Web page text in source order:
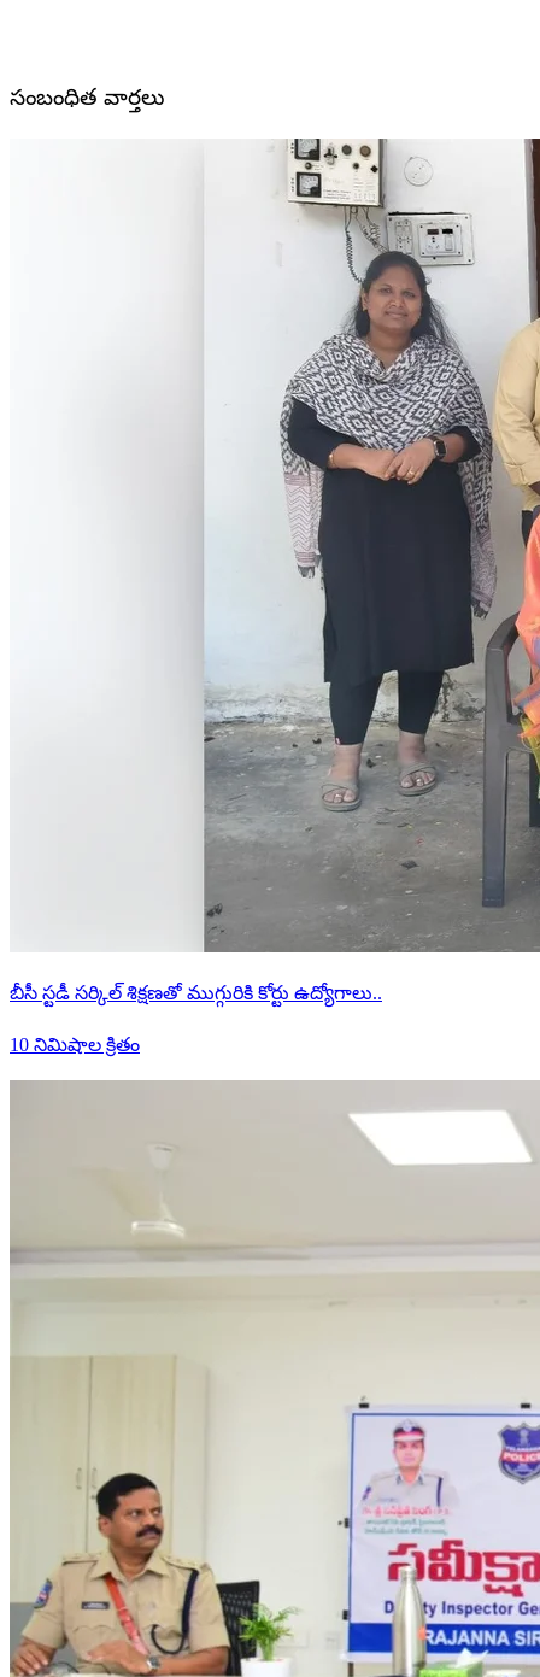
సంబంధిత వార్తలు
బీసీ స్టడీ సర్కిల్ శిక్షణతో ముగ్గురికి కోర్టు ఉద్యోగాలు..
10 నిమిషాల క్రితం